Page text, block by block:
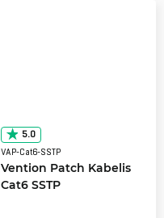
5.0
VAP-Cat6-SSTP
Vention Patch Kabelis
Cat6 SSTP